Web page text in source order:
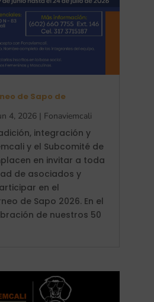
de Sapo de
4, 2026 | Fonaviemcali
integración y
y el Subcomité de
en invitar a toda
de asociados y
en el
de Sapo 2026. En el
de nuestros 50